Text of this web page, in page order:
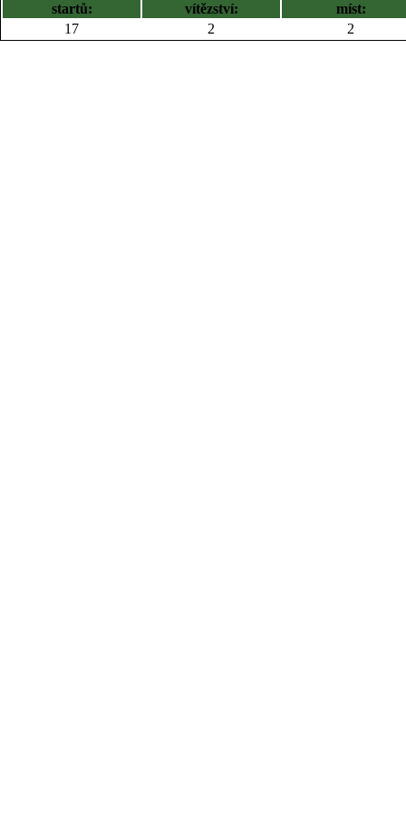
startů: vítězství:
míst:
17
2 2